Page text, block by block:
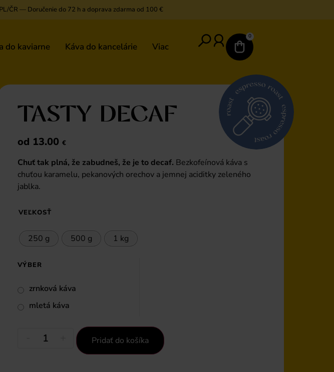
ČR — Doručenie do 72 h a doprava zdarma od 100 €
do kaviarne Káva do kancelárie Viac
0
TASTY DECAF
od 13.00 €
Chuť tak plná, že zabudneš, že je to decaf. Bezkofeínová káva s
chuťou karamelu, pekanových orechov a jemnej aciditky zeleného
jablka.
VEĽKOSŤ
250 g 500 g 1 kg
VÝBER
zrnková káva
mletá káva
Pridať do košíka